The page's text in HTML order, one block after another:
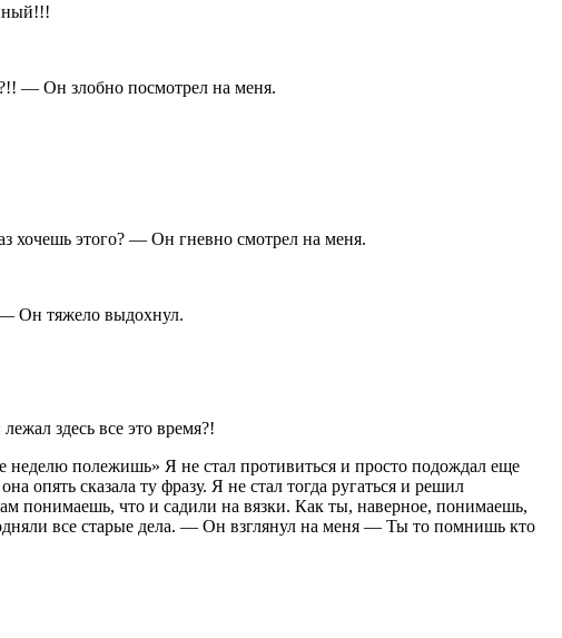
— Он злобно посмотрел на меня.
хочешь этого? — Он гневно смотрел на меня.
Он тяжело выдохнул.
здесь все это время?!
полежишь» Я не стал противиться и просто подождал еще
сказала ту фразу. Я не стал тогда ругаться и решил
понимаешь, что и садили на вязки. Как ты, наверное, понимаешь,
все старые дела. — Он взглянул на меня — Ты то помнишь кто